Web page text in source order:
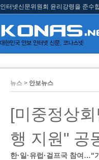
인터넷신문위원회 윤리강령을 준수
뉴스 > 안보뉴스
[미중정상
행 지원" 공
한·일·유럽·걸프국 참여…"